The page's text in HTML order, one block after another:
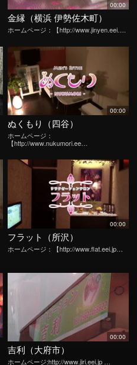
00:00
金縁（横浜 伊勢佐木町）
ホームページ：【http://www.jinyen.eei….
00:00
ぬくもり（四谷）
ホームページ：
【http://www.nukumori.ee…
00:00
フラット（所沢）
ホームページ：【http://www.flat.eei.jp…
00:00
吉利（大府市）
ホームページ:http://www.jiri.eei.jp …